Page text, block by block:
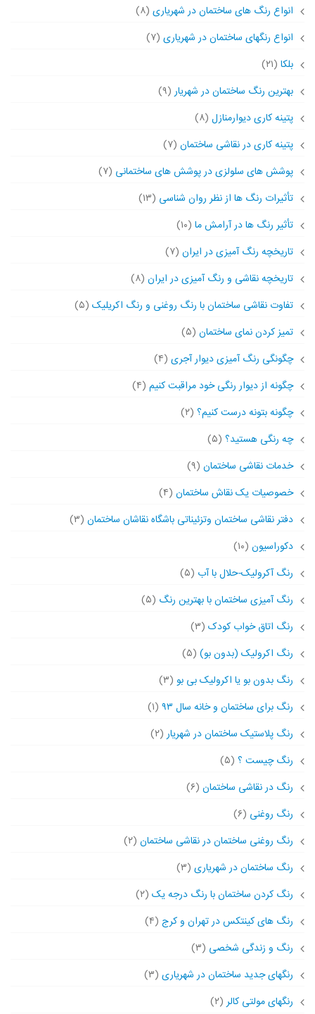
انواع رنگ های ساختمان در شهریاری (۸)
انواع رنگهای ساختمان در شهریاری (۷)
بلکا (۲۱)
بهترین رنگ ساختمان در شهریار(۹)
پتینه کاری دیوارمنازل (۸)
پتینه کاری در نقاشی ساختمان (۷)
پوشش های سلولزی در پوشش های ساختمانی (۷)
تأثیرات رنگ ها از نظر روان شناسی (۱۳)
تأثیر رنگ ها در آرامش ما (۱۰)
تاریخچه رنگ آمیزی در ایران (۷)
تاریخچه نقاشی و رنگ آمیزی در ایران (۸)
تفاوت نقاشی ساختمان با رنگ روغنی و رنگ اکریلیک (۵)
تمیز کردن نمای ساختمان (۵)
چگونگی رنگ آمیزی دیوار آجری (۴)
چگونه از دیوار رنگی خود مراقبت کنیم (۴)
چگونه بتونه درست کنیم؟ (۲)
چه رنگی هستید؟ (۵)
خدمات نقاشی ساختمان (۹)
خصوصیات یک نقاش ساختمان (۴)
دفتر نقاشی ساختمان وتزئیناتی باشگاه نقاشان ساختمان (۳)
دکوراسیون (۱۰)
رنگ آکرولیک-حلال با آب (۵)
رنگ آمیزی ساختمان با بهترین رنگ (۵)
رنگ اتاق خواب کودک (۳)
رنگ اکرولیک (بدون بو) (۵)
رنگ بدون بو یا اکرولیک بی بو (۳)
رنگ برای ساختمان و خانه سال ۹۳
(۱)
رنگ پلاستیک ساختمان در شهریار(۲)
رنگ چیست ؟ (۵)
رنگ در نقاشی ساختمان (۶)
رنگ روغنی (۶)
رنگ روغنی ساختمان در نقاشی ساختمان (۲)
رنگ ساختمان در شهریاری (۳)
رنگ کردن ساختمان با رنگ درجه یک (۲)
رنگ های کینتکس در تهران و کرج (۴)
رنگ و زندگی شخصی (۳)
رنگهای جدید ساختمان در شهریاری (۳)
رنگهای مولتی کالر(۲)